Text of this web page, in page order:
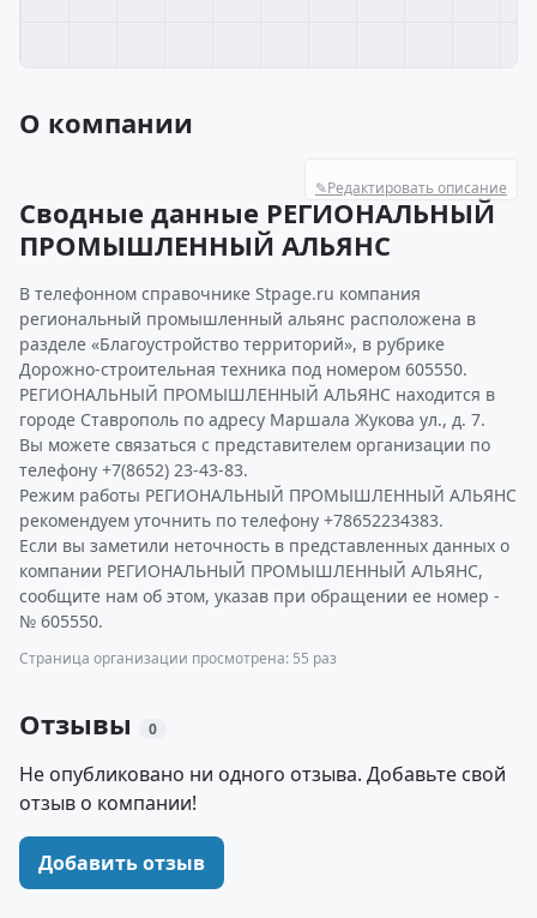
О компании
✎Редактировать описание
Сводные данные РЕГИОНАЛЬНЫЙ
ПРОМЫШЛЕННЫЙ АЛЬЯНС
В телефонном справочнике Stpage.ru компания
региональный промышленный альянс расположена в
разделе «Благоустройство территорий», в рубрике
Дорожно-строительная техника под номером 605550.
РЕГИОНАЛЬНЫЙ ПРОМЫШЛЕННЫЙ АЛЬЯНС находится в
городе Ставрополь по адресу Маршала Жукова ул., д. 7.
Вы можете связаться с представителем организации по
телефону +7(8652) 23-43-83.
Режим работы РЕГИОНАЛЬНЫЙ ПРОМЫШЛЕННЫЙ АЛЬЯНС
рекомендуем уточнить по телефону +78652234383.
Если вы заметили неточность в представленных данных о
компании РЕГИОНАЛЬНЫЙ ПРОМЫШЛЕННЫЙ АЛЬЯНС,
сообщите нам об этом, указав при обращении ее номер -
№ 605550.
Страница организации просмотрена: 55 раз
Отзывы 0
Не опубликовано ни одного отзыва. Добавьте свой
отзыв о компании!
Добавить отзыв